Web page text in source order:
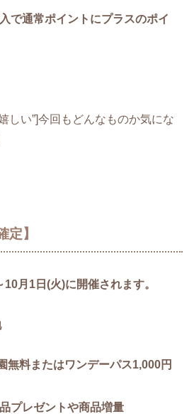
で通常ポイントにプラスのポイ
しい”]今回もどんなものか気にな
定】
月1日(火)に開催されます。
無料またはワンデーパス1,000円
プレゼントや商品増量